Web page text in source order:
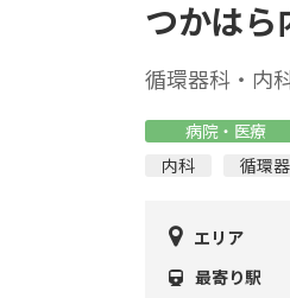
つかはら
循環器科・内
病院・医療
内科
循環
エリア
最寄り駅